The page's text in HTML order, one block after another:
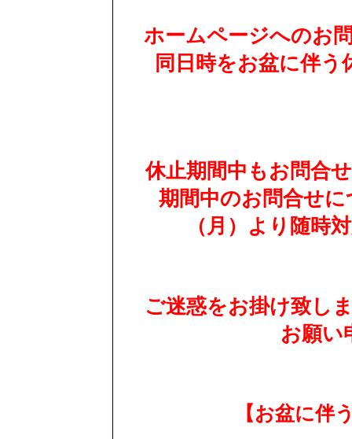
ホームページへのお
同日時をお盆に伴
休止期間中もお問合
期間中のお問合せ
（月）より随時
ご迷惑をお掛け致し
お願い
【お盆に伴